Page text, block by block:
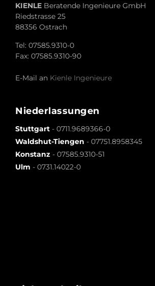
KIENLE Beratende Ingenieure GmbH
Riedstrasse 25
88356 Ostrach
Tel: 07585.9310-0
Fax: 07585.9310-90
E-Mail an Kienle Ingenieure
Niederlassungen
Stuttgart - 0711.9689366-0
Waldshut-Tiengen - 07751.8958345
Konstanz - 07585.9310-51
Ulm - 0731.14022-0